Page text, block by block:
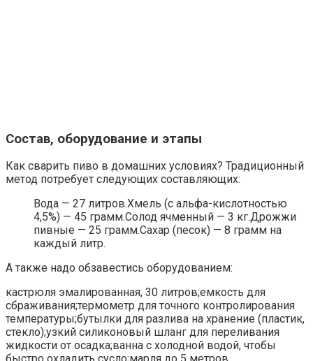
Состав, оборудование и этапы
Как сварить пиво в домашних условиях? Традиционный
метод потребует следующих составляющих:
Вода — 27 литров.Хмель (с альфа-кислотностью
4,5%) — 45 грамм.Солод ячменный — 3 кг.Дрожжи
пивные — 25 грамм.Сахар (песок) — 8 грамм на
каждый литр.
А также надо обзавестись оборудованием:
кастрюля эмалированная, 30 литров;емкость для
сбраживания;термометр для точного контролирования
температуры;бутылки для разлива на хранение (пластик,
стекло);узкий силиконовый шланг для переливания
жидкости от осадка;ванна с холодной водой, чтобы